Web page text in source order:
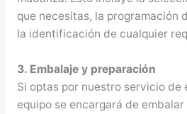
que necesitas, la programación
la identificación de cualquier
3. Embalaje y preparación
Si optas por nuestro servicio de
equipo se encargará de